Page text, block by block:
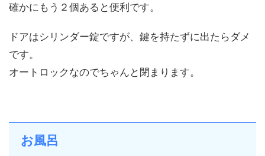
確かにもう２個あると便利です。
ドアはシリンダー錠ですが、鍵を持たずに出たらダメ
です。
オートロックなのでちゃんと閉まります。
お風呂